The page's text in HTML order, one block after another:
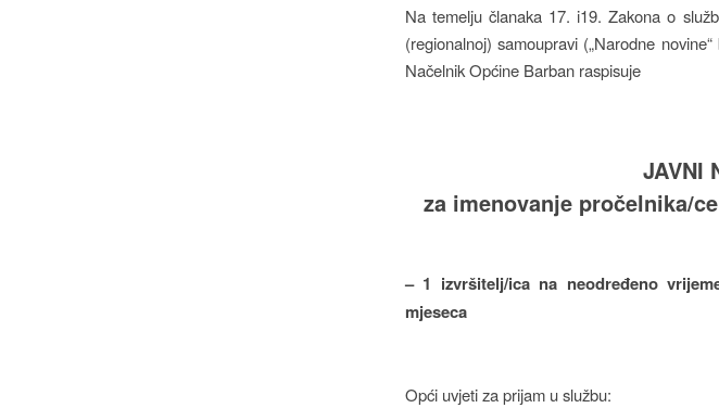
Na temelju članaka 17. i19. Zakona o
(regionalnoj) samoupravi („Narodne
Načelnik Općine Barban raspisuje
JAVNI
za imenovanje pročelnika/
– 1 izvršitelj/ica na neodređeno
mjeseca
Opći uvjeti za prijam u službu: